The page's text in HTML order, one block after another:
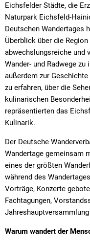
Eichsfelder Städte, die
Naturpark Eichsfeld-
Deutschen Wandertages
Überblick über die
abwechslungsreiche und
Wander- und Radwege
außerdem zur
zu erfahren, über die
kulinarischen
repräsentierten das
Kulinarik.
Der Deutsche
Wandertage gemeinsam
eines der größten
während des
Vorträge, Konzerte
Fachtagungen,
Warum wandert der